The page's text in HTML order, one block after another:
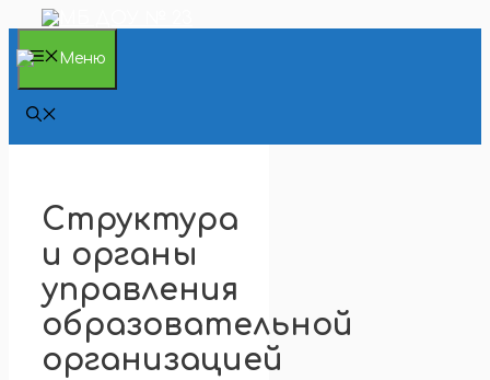
Перейти
содержимому
Меню
Структура
и органы
управления
образовательной
организацией